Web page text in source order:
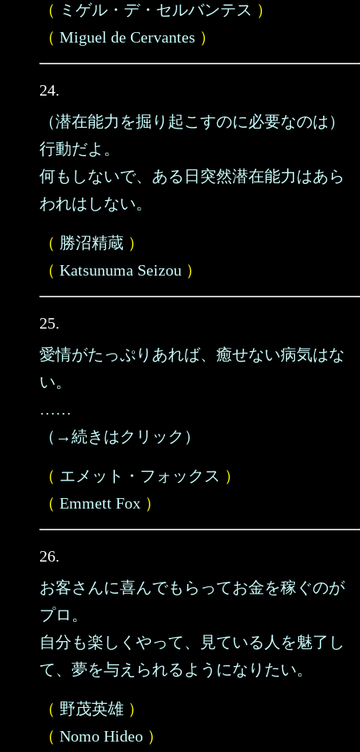
（ ミゲル・デ・セルバンテス ）
（ Miguel de Cervantes ）
24.
（潜在能力を掘り起こすのに必要なのは）
行動だよ。
何もしないで、ある日突然潜在能力はあら
われはしない。
（ 勝沼精蔵 ）
（ Katsunuma Seizou ）
25.
愛情がたっぷりあれば、癒せない病気はな
い。
……
（→続きはクリック）
（ エメット・フォックス ）
（ Emmett Fox ）
26.
お客さんに喜んでもらってお金を稼ぐのが
プロ。
自分も楽しくやって、見ている人を魅了し
て、夢を与えられるようになりたい。
（ 野茂英雄 ）
（ Nomo Hideo ）